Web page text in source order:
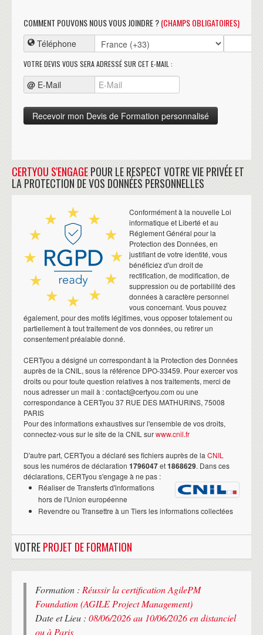
COMMENT POUVONS NOUS VOUS JOINDRE ?(CHAMPS OBLIGATOIRES)
Téléphone
VOTRE DEVIS VOUS SERA ADRESSÉ SUR CET E-MAIL :
@ E-Mail
CERTYOU S'ENGAGEPOUR LE RESPECT VOTRE VIE PRIVÉE ET
LA PROTECTION DE VOS DONNÉES PERSONNELLES
Conformément à la nouvelle Loi
informatique et Liberté et au
Réglement Général pour la
Protection des Données, en
justifiant de votre identité, vous
bénéficiez d'un droit de
rectification, de modification, de
suppression ou de portabilité des
données à caractère personnel
vous concernant. Vous pouvez
également, pour des motifs légitimes, vous opposer totalement ou
partiellement à tout traitement de vos données, ou retirer un
consentement préalable donné.
CERTyou a désigné un correspondant à la Protection des Données
auprès de la CNIL, sous la référence DPO-33459. Pour exercer vos
droits ou pour toute question relatives à nos traitements, merci de
nous adresser un mail à : contact@certyou.com ou une
correspondance à CERTyou 37 RUE DES MATHURINS, 75008
PARIS
Pour des informations exhaustives sur l'ensemble de vos droits,
connectez-vous sur le site de la CNIL surwww.cnil.fr
D'autre part, CERTyou a déclaré ses fichiers auprès de la CNIL
sous les numéros de déclaration 1796047et1868629. Dans ces
déclarations, CERTyou s'engage à ne pas :
Réaliser de Transferts d'informations
hors de l'Union européenne
Revendre ou Transettre à un Tiers les informations collectées
VOTREPROJET DE FORMATION
Formation : Réussir la certification AgilePM
Foundation (AGILE Project Management)
Date et Lieu : 08/06/2026 au 10/06/2026 en distanciel
ou à Paris